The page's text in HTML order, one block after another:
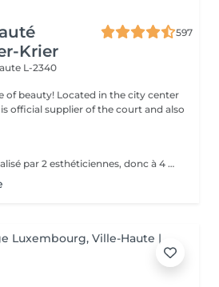
Krier
597
L-2340
in the city center
official supplier of the court and also
Le massage essentiel réalisé par 2 esthéticiennes, donc à 4 mains est un massage du corps complet aux huiles essentielles, qui apporte une profonde relaxation. C'est une technique favorisant la circulation énergétique et qui réactive le métabolisme. C'est un massage où on retrouve le plaisir de donner et de recevoir. En fait c'est un mélange de différentes techniques : californienne, quant au rythme, la fluidité, manoeuvres enveloppantes, et suédoise, travail précis sur les différentes parties du corps.